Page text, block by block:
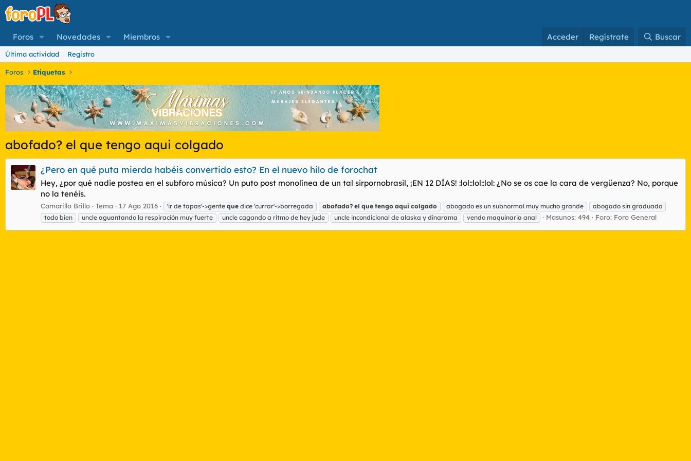
Foros Novedades Miembros Acceder Regístrate Buscar
Última actividad Registro
Foros Etiquetas
abofado? el que tengo aqui colgado
¿Pero en qué puta mierda habéis convertido esto? En el nuevo hilo de forochat
Hey, ¿por qué nadie postea en el subforo música? Un puto post monolínea de un tal sirpornobrasil, ¡EN 12 DÍAS! :lol::lol::lol: ¿No se os cae la cara de vergüenza? No, porque
no la tenéis.
Camarillo Brillo Tema 17 Ago 2016 'ir de tapas'->gente que dice 'currar'->borregada abofado? el que tengo aqui colgado abogado es un subnormal muy mucho grande
abogado sin graduado
todo bien
uncle aguantando la respiración muy fuerte uncle cagando a ritmo de hey jude uncle incondicional de alaska y dinarama vendo maquinaria anal Masunos: 494 Foro: Foro General